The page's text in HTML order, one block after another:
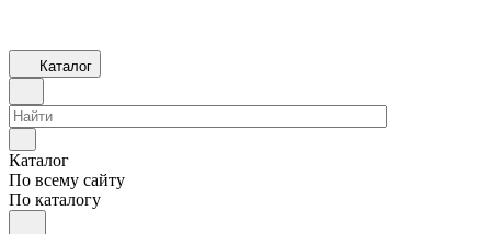
Каталог
Каталог
По всему сайту
По каталогу